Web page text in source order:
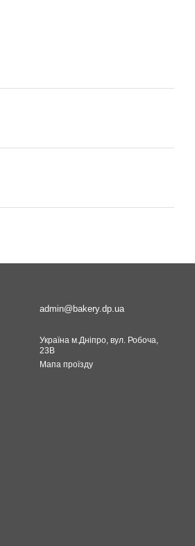
admin@bakery.dp.ua
Україна м.Дніпро, вул. Робоча,
23В
Мапа проїзду